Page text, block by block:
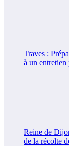
Traves :
à un
Reine de
de la récolte